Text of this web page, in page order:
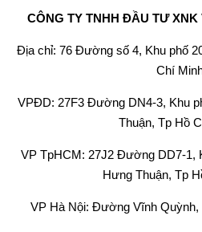
CÔNG TY TNHH ĐẦU TƯ
Địa chỉ: 76 Đường số 4, Khu phố
Chí
VPĐD: 27F3 Đường DN4-3, Khu
Thuận, Tp Hồ
VP TpHCM: 27J2 Đường DD7-1,
Hưng Thuận, Tp
VP Hà Nội: Đường Vĩnh Quỳnh,